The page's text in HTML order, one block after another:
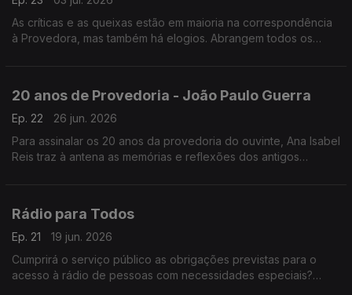
As críticas e as queixas estão em maioria na correspondência
à Provedora, mas também há elogios. Abrangem todos os
20 anos de Provedoria - João Paulo Guerra
Ep. 22
26 jun. 2026
Para assinalar os 20 anos da provedoria do ouvinte, Ana Isabel
Reis traz à antena as memórias e reflexões dos antigos
Rádio para Todos
Ep. 21
19 jun. 2026
Cumprirá o serviço público as obrigações previstas para o
acesso à rádio de pessoas com necessidades especiais?